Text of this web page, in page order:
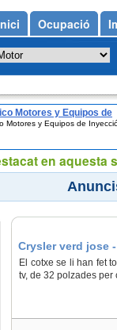
Motores y Equipos de
Motores y Equipos de
Crysler verd jose
El cotxe se li han fet
tv, de 32 polzades
Ocupació
en aquesta